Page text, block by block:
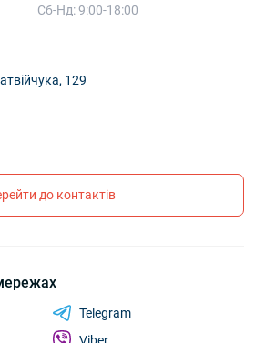
Сб-Нд: 9:00-18:00
129
до контактів
Telegram